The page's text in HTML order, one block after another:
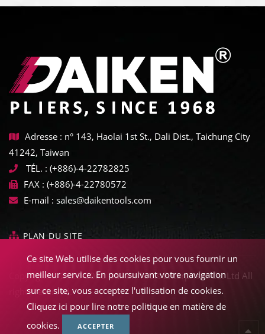
Adresse : n° 143, Haolai 1st St., Dali Dist., Taichung City
41242, Taiwan
TÉL. : (+886)-4-22782825
FAX : (+886)-4-22780572
E-mail : sales@daikentools.com
PLAN DU SITE
Copyright © 2022-2026 Daiken Tools Enterprises Co. Ltd All
rights reserved.
Ce site Web utilise des cookies pour vous fournir un
meilleur service. En poursuivant votre navigation
sur ce site, vous acceptez l'utilisation de cookies.
Cliquez ici pour lire notre politique en matière de
cookies.
ACCEPTER